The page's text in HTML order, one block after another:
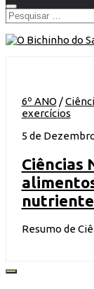
Pesquisar
por:
6º ANO /
exercícios
5 de
Ciências
Resumo de